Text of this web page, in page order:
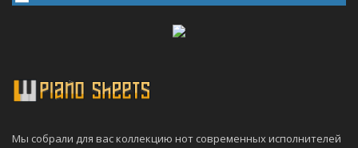
Мы собрали для вас коллекцию нот современных исполнителей